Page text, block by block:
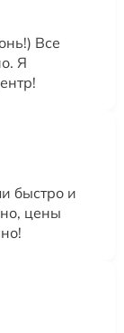
Все
Я
быстро и
цены